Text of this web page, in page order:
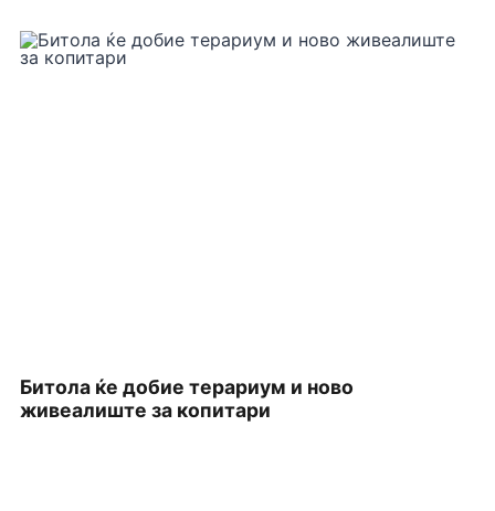
Битола ќе добие терариум и ново
живеалиште за копитари